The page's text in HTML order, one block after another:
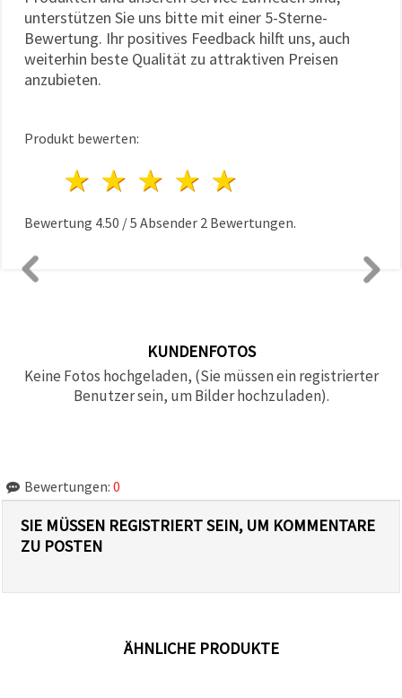
unterstützen Sie uns bitte mit einer 5-Sterne-
Bewertung. Ihr positives Feedback hilft uns, auch
weiterhin beste Qualität zu attraktiven Preisen
anzubieten.
Produkt bewerten:
4 Sterne
3 Sterne
2 Sterne
1 Stern
Bewertung 4.50 /5 Absender 2 Bewertungen.
KUNDENFOTOS
Keine Fotos hochgeladen, (Sie müssen ein registrierter
Benutzer sein, um Bilder hochzuladen).
Bewertungen: 0
SIE MÜSSEN REGISTRIERT SEIN, UM KOMMENTARE
ZU POSTEN
ÄHNLICHE PRODUKTE